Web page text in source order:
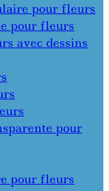
pour fleurs
pour fleurs
avec dessins
pour
pour fleurs